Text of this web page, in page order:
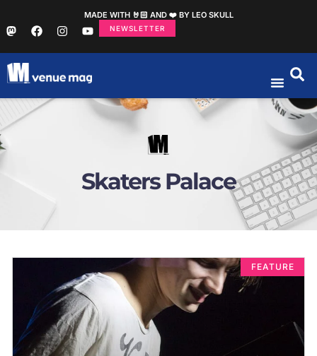
MADE WITH 🤘🏻 AND ❤️ BY LEO SKULL
NEWSLETTER
Skaters Palace
FEATURE